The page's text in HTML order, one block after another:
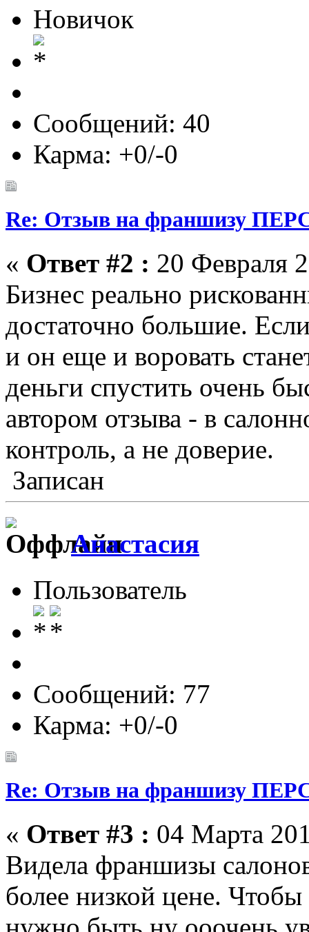
Новичок
Сообщений: 40
Карма: +0/-0
Re: Отзыв на франшизу
« Ответ #2 : 20 Февраля
Бизнес реально
достаточно большие.
и он еще и воровать
деньги спустить очень
автором отзыва - в
контроль, а не доверие.
Записан
Анастасия
Пользователь
Сообщений: 77
Карма: +0/-0
Re: Отзыв на франшизу
« Ответ #3 : 04 Марта
Видела франшизы
более низкой цене.